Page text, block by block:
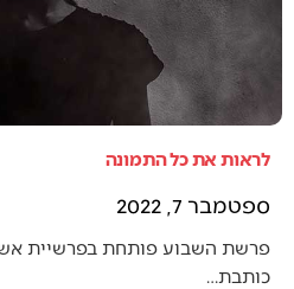
לראות את כל התמונה
ספטמבר 7, 2022
פרשת השבוע פותחת בפרשיית
כותבת…